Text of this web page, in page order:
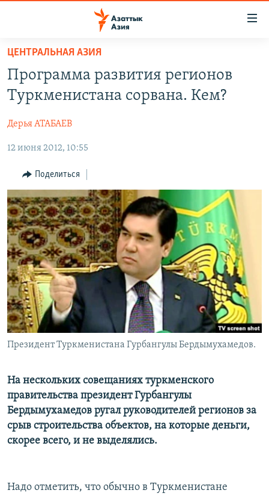
Вернуться
основному
содержанию
Вернутся
навигации
Вернутся
поиску
КАЗАХСТАН
УЗБЕКИСТАН
ТАДЖИКИСТАН
НОВОСТИ
ВОЙНА В УКРАИНЕ
НА ДРУГИХ ЯЗЫКАХ
ҚАЗАҚША
КЫРГЫЗЧА
ТОҶИКӢ
TÜRKMENÇE
Все сайты РСЕ/РС
ЦЕНТРАЛЬНАЯ АЗИЯ
Программа развития регионов
Туркменистана сорвана. Кем?
Дерья АТАБАЕВ
12 июня 2012, 10:55
Поделиться
Президент Туркменистана Гурбангулы Бердымухамедов.
На нескольких совещаниях туркменского
правительства президент Гурбангулы
Бердымухамедов ругал руководителей регионов за
срыв строительства объектов, на которые деньги,
скорее всего, и не выделялись.
Надо отметить, что обычно в Туркменистане